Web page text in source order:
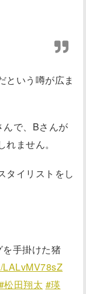
という噂が広ま
んで、Bさんが
ません。
タイリストをし
手掛けた猪
LALvMV78sZ
松田翔太 #瑛